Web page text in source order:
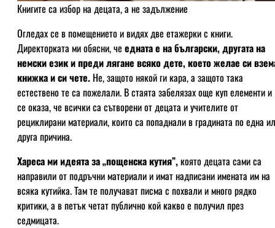
Книгите са избор на децата, а не задължение
Огледах се в помещението и видях две етажерки с книги.
Директорката ми обясни, че едната е на български, другата на
немски език и преди лягане всяко дете, което желае си
книжка и си чете. Не, защото някой ги кара, а защото така
естествено те са пожелали. В стаята забелязах още куп елементи и
се оказа, че всички са сътворени от децата и учителите от
рециклирани материали, които са попаднали в градината по една
друга причина.
Хареса ми идеята за „пощенска кутия”,която децата сами са
направили от подръчни материали и имат надписани имената им на
всяка кутийка. Там те получават писма с похвали и много рядко
критики, а в петък четат публично кой какво е получил през
седмицата.